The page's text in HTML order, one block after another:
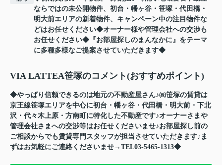
ならではの未公開物件、初台・幡ヶ谷・笹塚・代田橋・
明大前エリアの新着物件、キャンペーン中の注目物件な
どはお任せください◆オーナー様や管理会社への交渉も
お任せください◆『お部屋探しのまんなかに』をテーマ
に多種多様なご提案させていただきます◆
VIA LATTEA笹塚のコメント(おすすめポイント)
◆やっぱり信頼できるのは地元の不動産屋さん♪㈱笹塚の賃貸は
京王線笹塚エリアを中心に初台・幡ヶ谷・代田橋・明大前・下北
沢・代々木上原・方南町に特化した不動産です♪オーナーさまや
管理会社さまへの交渉等はお任せくださいませ♪お部屋探し前の
ご相談からでも賃貸専門スタッフが担当させていただきます♪ま
ずはお気軽にご連絡くださいませ→TEL03-5465-1313◆